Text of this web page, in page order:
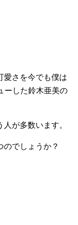
愛さを今でも僕は
ーした鈴木亜美の
が多数います。
のでしょうか？